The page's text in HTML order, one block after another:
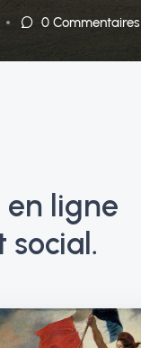
0 Commentaires
en ligne